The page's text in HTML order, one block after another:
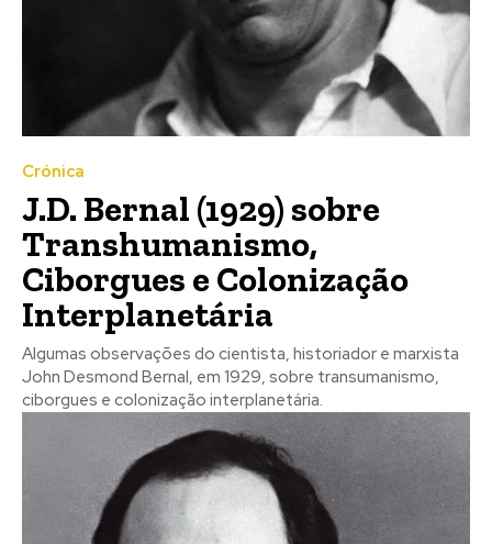
Registe-se na nossa lista de correio e receba mensalmente
no seu email os artigos do mês transacto, ilustrações e
novidades.
Insira o seu endereço de email e clique para
subscrever:
Registe-se na nossa lista de correio e receba mensalmente
no seu email os artigos do mês transacto, ilustrações e
novidades.
Insira o seu endereço de email e clique para
subscrever:
Crónica
J.D. Bernal (1929) sobre
Transhumanismo,
Ciborgues e Colonização
Interplanetária
Algumas observações do cientista, historiador e marxista
John Desmond Bernal, em 1929, sobre transumanismo,
ciborgues e colonização interplanetária.